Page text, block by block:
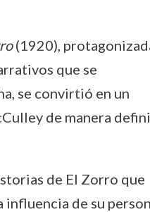
(1920),
que se
se convirtió en un
de manera
de El Zorro que
de su